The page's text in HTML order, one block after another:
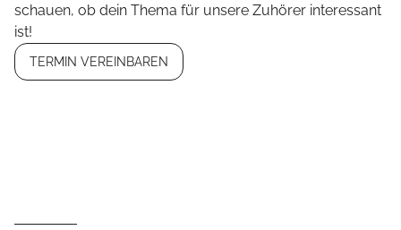
schauen, ob dein Thema für unsere Zuhörer interessant
ist!
TERMIN VEREINBAREN